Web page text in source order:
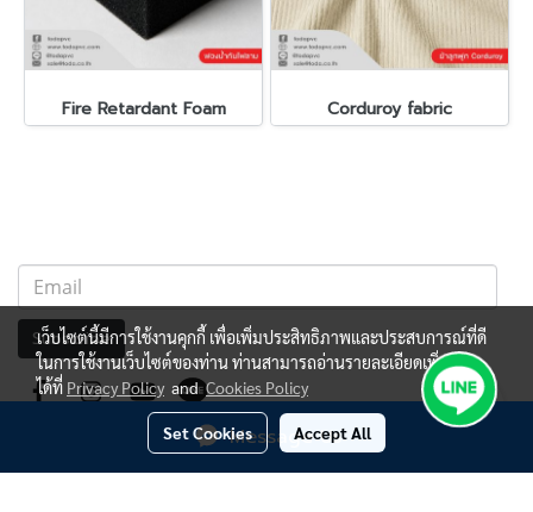
Message Us
Fire Retardant Foam Corduroy fabric
Subscribe
เว็บไซต์นี้มีการใช้งานคุกกี้ เพื่อเพิ่มประสิทธิภาพและประสบการณ์ที่ดี
ในการใช้งานเว็บไซต์ของท่าน ท่านสามารถอ่านรายละเอียดเพิ่มเติม
ได้ที่ Privacy Policy andCookies Policy
Set Cookies Accept All